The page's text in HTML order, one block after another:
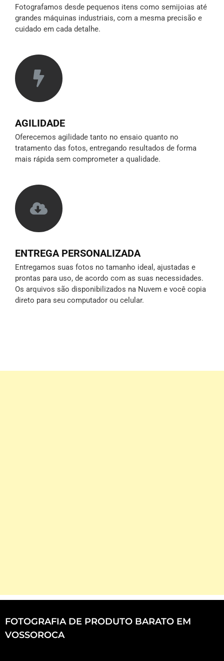
Fotografamos desde pequenos itens como semijoias até
grandes máquinas industriais, com a mesma precisão e
cuidado em cada detalhe.
AGILIDADE
Oferecemos agilidade tanto no ensaio quanto no
tratamento das fotos, entregando resultados de forma
mais rápida sem comprometer a qualidade.
ENTREGA PERSONALIZADA
Entregamos suas fotos no tamanho ideal, ajustadas e
prontas para uso, de acordo com as suas necessidades.
Os arquivos são disponibilizados na Nuvem e você copia
direto para seu computador ou celular.
FOTOGRAFIA DE PRODUTO BARATO EM
VOSSOROCA